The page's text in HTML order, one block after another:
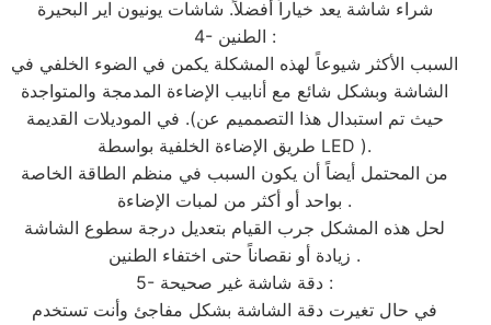
شراء شاشة يعد خياراً أفضلاً. شاشات يونيون اير البحيرة
4- الطنين :
السبب الأكثر شيوعاً لهذه المشكلة يكمن في الضوء الخلفي في
الشاشة وبشكل شائع مع أنابيب الإضاءة المدمجة والمتواجدة
في الموديلات القديمة .(حيث تم استبدال هذا التصمميم عن
طريق الإضاءة الخلفية بواسطة LED ).
من المحتمل أيضاً أن يكون السبب في منظم الطاقة الخاصة
بواحد أو أكثر من لمبات الإضاءة .
لحل هذه المشكل جرب القيام بتعديل درجة سطوع الشاشة
زيادة أو نقصاناً حتى اختفاء الطنين .
5- دقة شاشة غير صحيحة :
في حال تغيرت دقة الشاشة بشكل مفاجئ وأنت تستخدم